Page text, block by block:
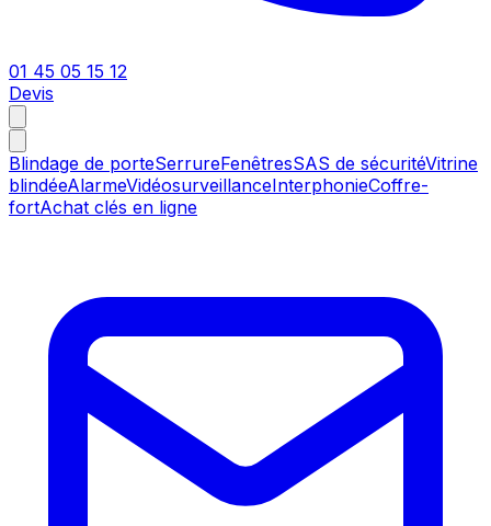
01 45 05 15 12
Devis
Blindage de porteSerrureFenêtresSAS de sécuritéVitrine
blindéeAlarmeVidéosurveillanceInterphonieCoffre-
fortAchat clés en ligne